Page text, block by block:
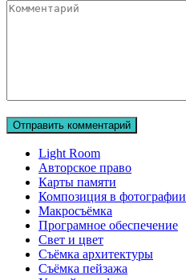
Комментарий
Light Room
Авторское право
Карты памяти
Композиция в фотографии
Макросъёмка
Програмное обеспечение
Свет и цвет
Съёмка архитектуры
Съёмка пейзажа